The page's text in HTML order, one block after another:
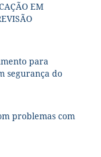
EM
para
segurança do
problemas com